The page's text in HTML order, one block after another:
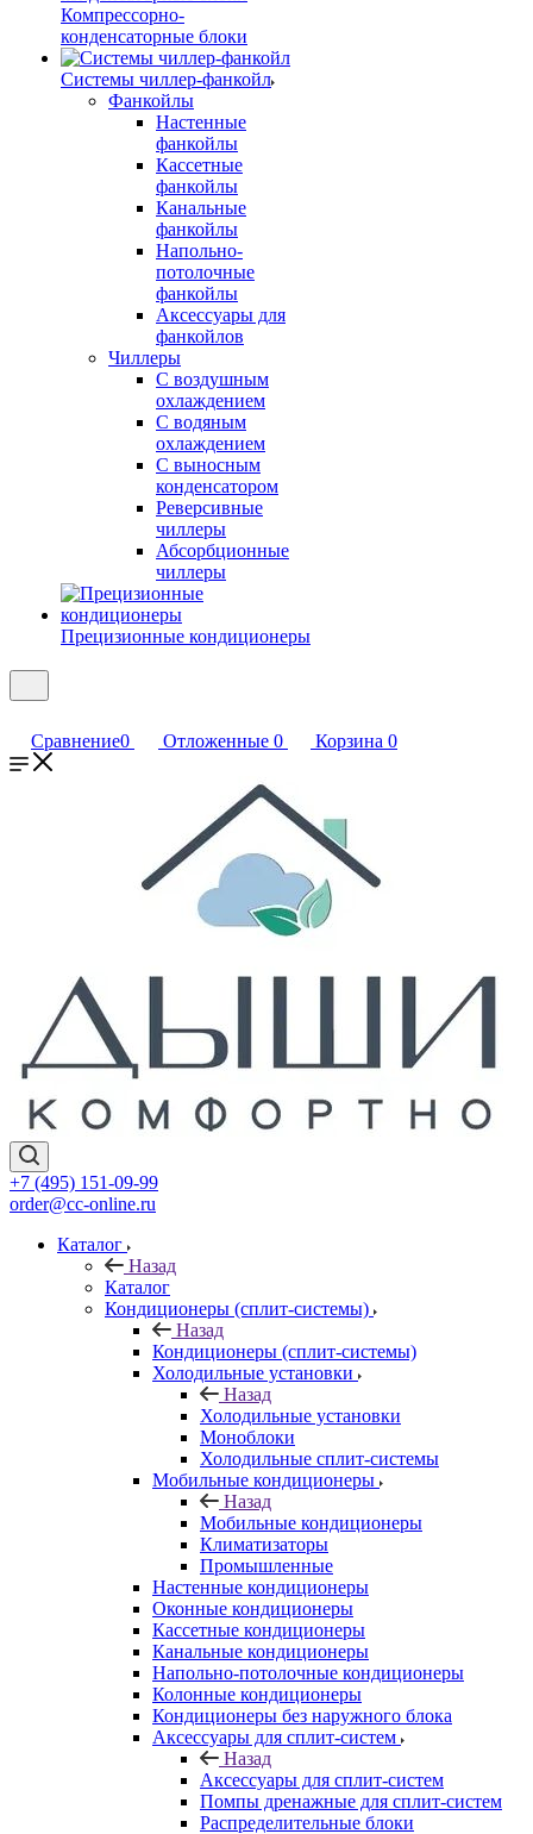
Компрессорно-
конденсаторные блоки
Системы чиллер-фанкойл
Фанкойлы
Настенные
фанкойлы
Кассетные
фанкойлы
Канальные
фанкойлы
Напольно-
потолочные
фанкойлы
Аксессуары для
фанкойлов
Чиллеры
С воздушным
охлаждением
С водяным
охлаждением
С выносным
конденсатором
Реверсивные
чиллеры
Абсорбционные
чиллеры
Прецизионные кондиционеры
Сравнение0 Отложенные 0 Корзина 0
+7 (495) 151-09-99
order@cc-online.ru
Каталог
Назад
Каталог
Кондиционеры (сплит-системы)
Назад
Кондиционеры (сплит-системы)
Холодильные установки
Назад
Холодильные установки
Моноблоки
Холодильные сплит-системы
Мобильные кондиционеры
Назад
Мобильные кондиционеры
Климатизаторы
Промышленные
Настенные кондиционеры
Оконные кондиционеры
Кассетные кондиционеры
Канальные кондиционеры
Напольно-потолочные кондиционеры
Колонные кондиционеры
Кондиционеры без наружного блока
Аксессуары для сплит-систем
Назад
Аксессуары для сплит-систем
Помпы дренажные для сплит-систем
Распределительные блоки